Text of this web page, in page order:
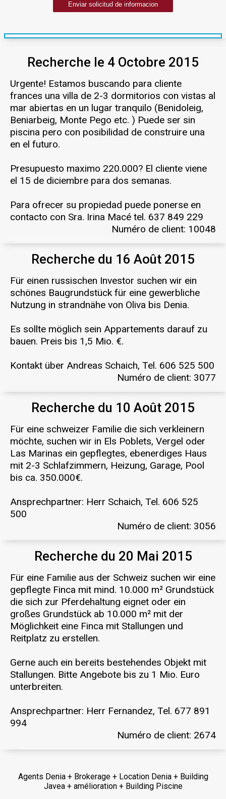
Enviar solicitud de informacion
Recherche le 4 Octobre 2015
Urgente! Estamos buscando para cliente
frances una villa de 2-3 dormitorios con vistas al
mar abiertas en un lugar tranquilo (Benidoleig,
Beniarbeig, Monte Pego etc. ) Puede ser sin
piscina pero con posibilidad de construire una
en el futuro.
Presupuesto maximo 220.000? El cliente viene
el 15 de diciembre para dos semanas.
Para ofrecer su propiedad puede ponerse en
contacto con Sra. Irina Macé tel. 637 849 229
Numéro de client: 10048
Recherche du 16 Août 2015
Für einen russischen Investor suchen wir ein
schönes Baugrundstück für eine gewerbliche
Nutzung in strandnähe von Oliva bis Denia.
Es sollte möglich sein Appartements darauf zu
bauen. Preis bis 1,5 Mio. €.
Kontakt über Andreas Schaich, Tel. 606 525 500
Numéro de client: 3077
Recherche du 10 Août 2015
Für eine schweizer Familie die sich verkleinern
möchte, suchen wir in Els Poblets, Vergel oder
Las Marinas ein gepflegtes, ebenerdiges Haus
mit 2-3 Schlafzimmern, Heizung, Garage, Pool
bis ca. 350.000€.
Ansprechpartner: Herr Schaich, Tel. 606 525
500
Numéro de client: 3056
Recherche du 20 Mai 2015
Für eine Familie aus der Schweiz suchen wir eine
gepflegte Finca mit mind. 10.000 m² Grundstück
die sich zur Pferdehaltung eignet oder ein
großes Grundstück ab 10.000 m² mit der
Möglichkeit eine Finca mit Stallungen und
Reitplatz zu erstellen.
Gerne auch ein bereits bestehendes Objekt mit
Stallungen. Bitte Angebote bis zu 1 Mio. Euro
unterbreiten.
Ansprechpartner: Herr Fernandez, Tel. 677 891
994
Numéro de client: 2674
Agents Denia + Brokerage + Location Denia + Building
Javea + amélioration + Building Piscine